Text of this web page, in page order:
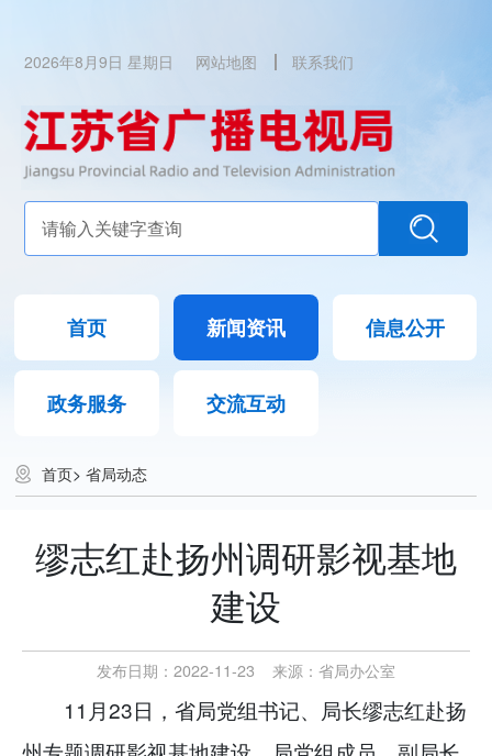
2026年8月9日 星期日 网站地图 联系我们
首页 新闻资讯 信息公开
政务服务 交流互动
首页>省局动态
缪志红赴扬州调研影视基地
建设
发布日期：2022-11-23 来源： 省局办公室
11月23日，省局党组书记、局长缪志红赴扬